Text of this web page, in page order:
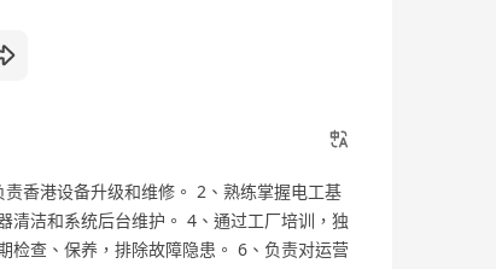
香港设备升级和维修。 2、熟练掌握电工基
清洁和系统后台维护。 4、通过工厂培训，独
检查、保养，排除故障隐患。 6、负责对运营